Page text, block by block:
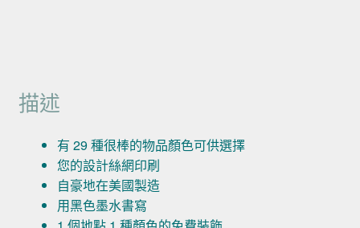
描述
有 29 種很棒的物品顏色可供選擇
您的設計絲網印刷
自豪地在美國製造
用黑色墨水書寫